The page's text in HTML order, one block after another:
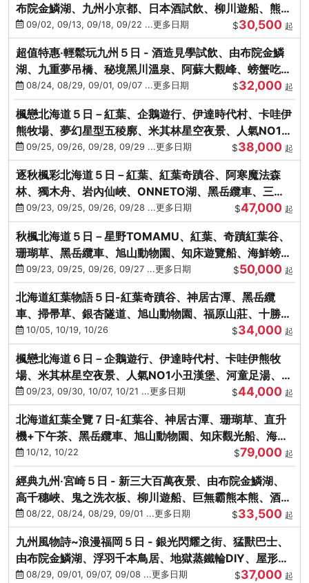
布院金鱗湖、九州小京都、日本酒試飲、柳川遊船、熊本
城、熊本AEON
09/02, 09/13, 09/18, 09/22 ...更多日期 $30,500 起
超值特惠‧輕鬆玩九州５日 - 酒造見學試飲、由布院金鱗
湖、九重夢吊橋、秘境黑川溫泉、阿蘇大觀峰、螃蟹吃到
飽08/24, 08/29, 09/01, 09/07 ...更多日期 $32,000 起
楓戀北海道５日－紅葉、企鵝遊行、伊達時代村、卡哇伊
熊牧場、夢幻星型五稜廓、米其林星空夜景、人氣NO1小
丑漢堡、洞爺花火
09/25, 09/26, 09/28, 09/29 ...更多日期 $38,000 起
逐秋楓彩北海道５日－紅葉、紅葉奇蹟谷、阿寒魔法森
林、獨木舟、岩內仙峽、ONNETO湖、黑岳纜車、三國
峠、豐平峽、螃蟹溫泉
09/23, 09/25, 09/26, 09/28 ...更多日期 $47,000 起
秋楓北海道５日－星野TOMAMU、紅葉、奇蹟紅葉谷、
珊瑚草、黑岳纜車、旭山動物園、知床遊覽船、海鮮螃蟹
和牛吃到飽
09/23, 09/25, 09/26, 09/27 ...更多日期 $50,000 起
北海道紅葉物語５日-紅葉奇蹟谷、神居古潭、黑岳纜
車、掃帚草、銀杏隧道、旭山動物園、福原山莊、十勝牧
場、冰的美術館
10/05, 10/19, 10/26 $34,000 起
楓戀北海道６日－企鵝遊行、伊達時代村、卡哇伊熊牧
場、米其林星空夜景、人氣NO1小丑漢堡、河童足湯、奇
幻燈遊步道、洞爺花火
09/23, 09/30, 10/07, 10/21 ...更多日期 $44,000 起
北海道紅葉全覽７日-紅葉谷、神居古潭、珊瑚草、直升
機+下午茶、黑岳纜車、旭山動物園、知床觀光船、海膽
涮涮鍋(不進免稅店)
10/12, 10/22 $79,000 起
經典九州‧宮崎５日 - 新三大百萬夜景、由布院金鱗湖、
高千穗峽、鬼之洗衣板、柳川遊船、巨無霸熊本熊、酒造
見學試飲
08/22, 08/24, 08/29, 09/01 ...更多日期 $33,500 起
九州風物詩~浪漫福岡５日 - 銀光閃耀之街、猛獸巴士、
由布院金鱗湖、浮羽千本鳥居、地獄蒸鐵輪DIY、屋形船
晚宴、鸕鶿捕魚
08/29, 09/01, 09/07, 09/08 ...更多日期 $37,000 起